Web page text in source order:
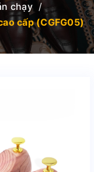
chạy /
cấp (CGFG05)